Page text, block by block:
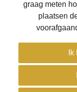
© Eqwal Ability